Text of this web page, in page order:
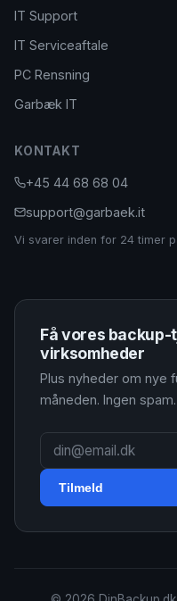
IT Support
IT Serviceaftale
PC Rensning
Garbæk IT
KONTAKT
+45 44 68 68 04
support@garbaek.it
Vi svarer inden for 24 timer
Få vores
virksomheder
Plus nyheder om nye
måneden. Ingen spam.
Tilmeld